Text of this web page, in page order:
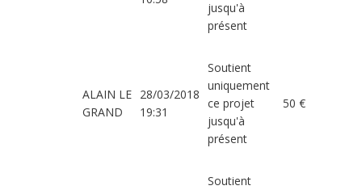
jusqu'à
présent
ALAIN LE
GRAND
28/03/2018
19:31
Soutient
uniquement
ce projet
jusqu'à
présent
50 €
Soutient